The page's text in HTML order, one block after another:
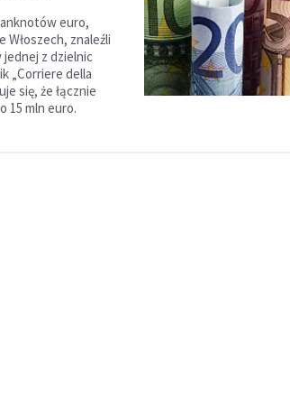
euro,
Włoszech, znaleźli
jednej z dzielnic
„Corriere della
się, że łącznie
15 mln euro.